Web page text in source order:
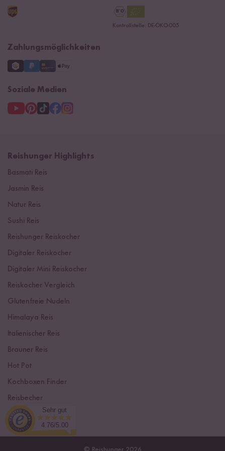
Reishunger Gutscheine
Datenschutzerklärung
Kontrollstelle: DE-ÖKO-005
Zahlungsmöglichkeiten
Soziale Medien
Reishunger Highlights
Basmati Reis
Jasmin Reis
Natur Reis
Sushi Reis
Reishunger Reiskocher
Digitaler Reiskocher
Digitaler Mini Reiskocher
Reiskocher Vergleich
Glutenfreie Nudeln
Himalaya Reis
Italienischer Reis
Brauner Reis
Hot Pot
Kochboxen Finder
Reisbecher
Sushi Einsteiger Box
© Reishunger 2026
Sehr gut
4.76/5.00